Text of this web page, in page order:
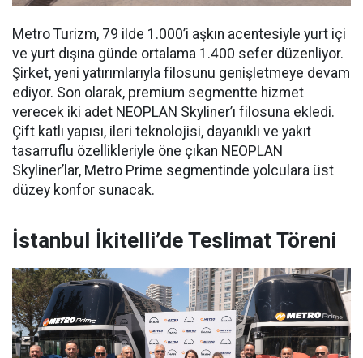
Metro Turizm, 79 ilde 1.000’i aşkın acentesiyle yurt içi
ve yurt dışına günde ortalama 1.400 sefer düzenliyor.
Şirket, yeni yatırımlarıyla filosunu genişletmeye devam
ediyor. Son olarak, premium segmentte hizmet
verecek iki adet NEOPLAN Skyliner’ı filosuna ekledi.
Çift katlı yapısı, ileri teknolojisi, dayanıklı ve yakıt
tasarruflu özellikleriyle öne çıkan NEOPLAN
Skyliner’lar, Metro Prime segmentinde yolculara üst
düzey konfor sunacak.
İstanbul İkitelli’de Teslimat Töreni